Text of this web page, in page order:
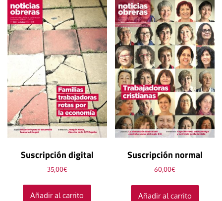
Suscripción digital
35,00€
Añadir al carrito
Suscripción normal
60,00€
Añadir al carrito